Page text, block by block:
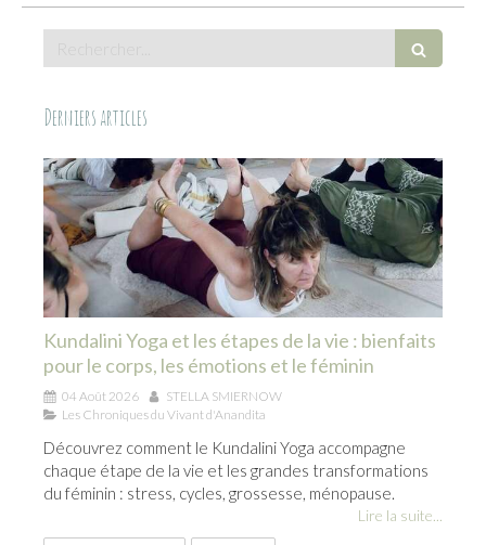
Derniers articles
Kundalini Yoga et les étapes de la vie : bienfaits
pour le corps, les émotions et le féminin
04 Août 2026
STELLA SMIERNOW
Les Chroniques du Vivant d'Anandita
Découvrez comment le Kundalini Yoga accompagne
chaque étape de la vie et les grandes transformations
du féminin : stress, cycles, grossesse, ménopause.
Lire la suite...